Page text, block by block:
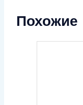
Похожие